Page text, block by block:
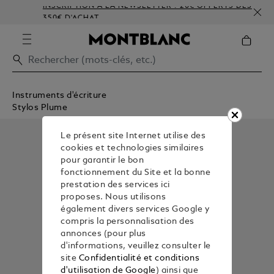
INSCRIPTION À LA NEWSLETTER : 20€ OFFERTS DÈS
350€ D'ACHAT
Instruments d'écriture
Stylos Plume
Le présent site Internet utilise des
cookies et technologies similaires
pour garantir le bon
fonctionnement du Site et la bonne
prestation des services ici
proposes. Nous utilisons
également divers services Google y
compris la personnalisation des
annonces (pour plus
d'informations, veuillez consulter le
site Confidentialité et conditions
d'utilisation de Google ) ainsi que